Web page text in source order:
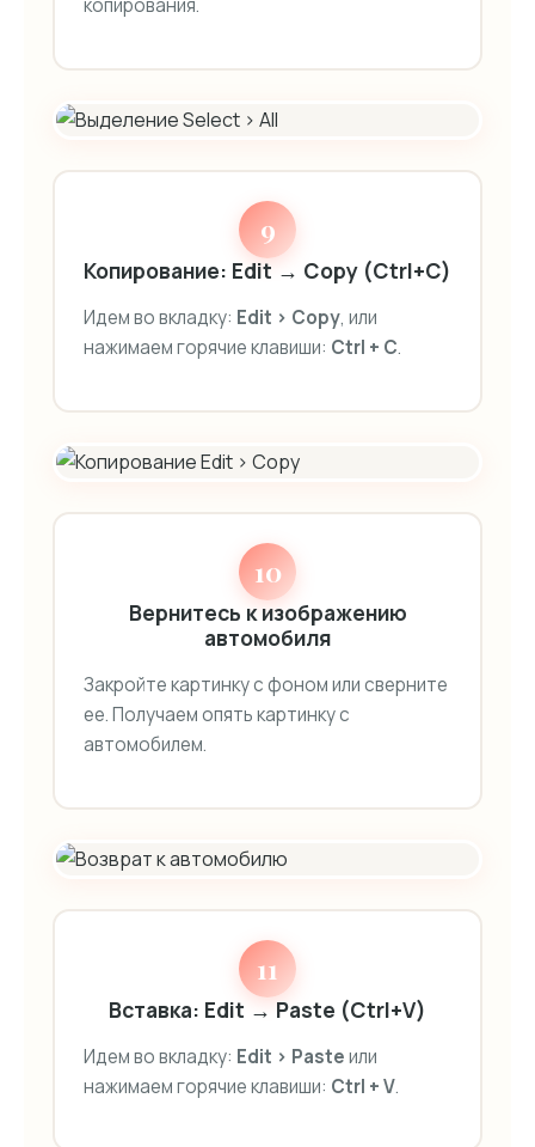
копирования.
9
Копирование: Edit → Copy (Ctrl+C)
Идем во вкладку: Edit > Copy, или
нажимаем горячие клавиши: Ctrl + C.
10
Вернитесь к изображению
автомобиля
Закройте картинку с фоном или сверните
ее. Получаем опять картинку с
автомобилем.
11
Вставка: Edit → Paste (Ctrl+V)
Идем во вкладку: Edit > Pasteили
нажимаем горячие клавиши: Ctrl + V.